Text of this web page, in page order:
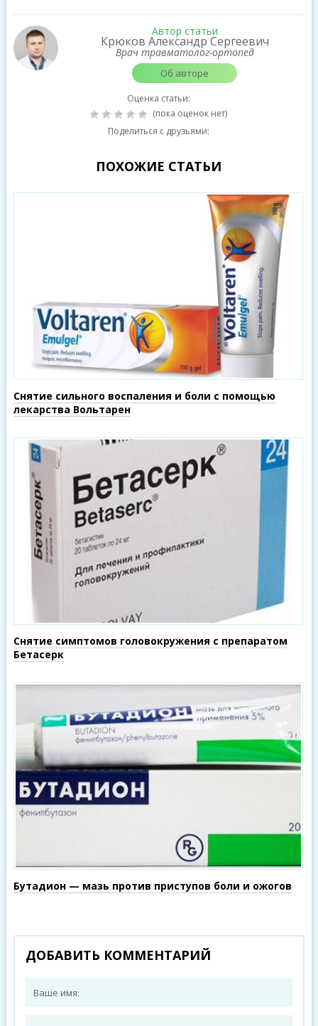
Автор статьи
Крюков Александр Сергеевич
Врач травматолог-ортопед
Об авторе
Оценка статьи:
(пока оценок нет)
Поделиться с друзьями:
ПОХОЖИЕ СТАТЬИ
Снятие сильного воспаления и боли с помощью
лекарства Вольтарен
Снятие симптомов головокружения с препаратом
Бетасерк
Бутадион — мазь против приступов боли и ожогов
ДОБАВИТЬ КОММЕНТАРИЙ